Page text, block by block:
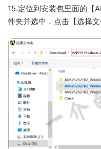
15.定位到安装包里面的【
件夹并选中，点击【选择文